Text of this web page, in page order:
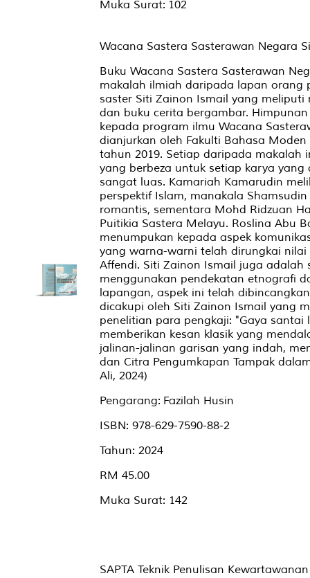
Muka Surat: 102
Wacana Sastera Sasterawan Negara
Buku Wacana Sastera Sasterawan
makalah ilmiah daripada lapan orang
saster Siti Zainon Ismail yang
dan buku cerita bergambar.
kepada program ilmu Wacana
dianjurkan oleh Fakulti Bahasa
tahun 2019. Setiap daripada makalah
yang berbeza untuk setiap karya
sangat luas. Kamariah Kamarudin
perspektif Islam, manakala
romantis, sementara Mohd Ridzuan
Puitikia Sastera Melayu. Roslina Abu
menumpukan kepada aspek
yang warna-warni telah dirungkai
Affendi. Siti Zainon Ismail juga adalah
menggunakan pendekatan etnografi
lapangan, aspek ini telah
dicakupi oleh Siti Zainon Ismail yang
penelitian para pengkaji: "Gaya
memberikan kesan klasik yang
jalinan-jalinan garisan yang indah,
dan Citra Pengumkapan Tampak
Ali, 2024)
Pengarang: Fazilah Husin
ISBN: 978-629-7590-88-2
Tahun: 2024
RM 45.00
Muka Surat: 142
SAPTA Teknik Penulisan